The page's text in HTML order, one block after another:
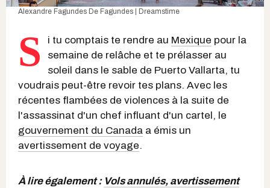
Alexandre Fagundes De Fagundes | Dreamstime
S i tu comptais te rendre au Mexique pour la
semaine de relâche et te prélasser au
soleil dans le sable de Puerto Vallarta, tu
voudrais peut-être revoir tes plans. Avec les
récentes flambées de violences à la suite de
l'assassinat d'un chef influant d'un cartel, le
gouvernement du Canada a émis un
avertissement de voyage.
À lire également : Vols annulés, avertissement